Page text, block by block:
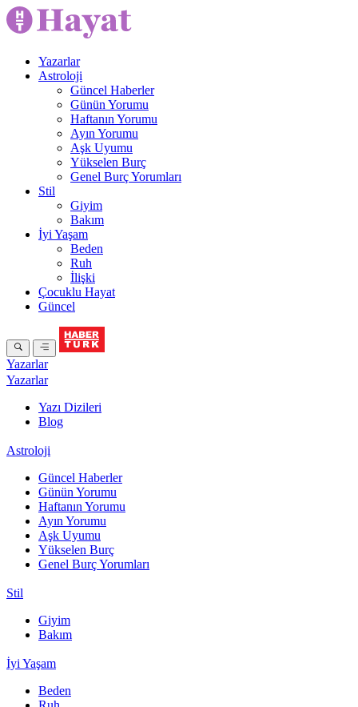
Yazarlar
Astroloji
Güncel Haberler
Günün Yorumu
Haftanın Yorumu
Ayın Yorumu
Aşk Uyumu
Yükselen Burç
Genel Burç Yorumları
Stil
Giyim
Bakım
İyi Yaşam
Beden
Ruh
İlişki
Çocuklu Hayat
Güncel
Yazarlar
Yazarlar
Yazı Dizileri
Blog
Astroloji
Güncel Haberler
Günün Yorumu
Haftanın Yorumu
Ayın Yorumu
Aşk Uyumu
Yükselen Burç
Genel Burç Yorumları
Stil
Giyim
Bakım
İyi Yaşam
Beden